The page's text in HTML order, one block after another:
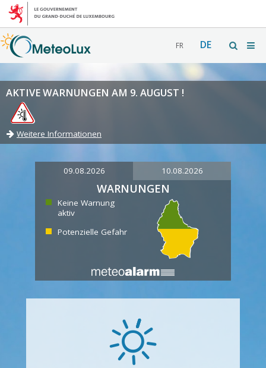
FR DE
AKTIVE WARNUNGEN AM 9. AUGUST !
Weitere Informationen
09.08.2026 10.08.2026
WARNUNGEN
Keine Warnung
aktiv
Potenzielle Gefahr